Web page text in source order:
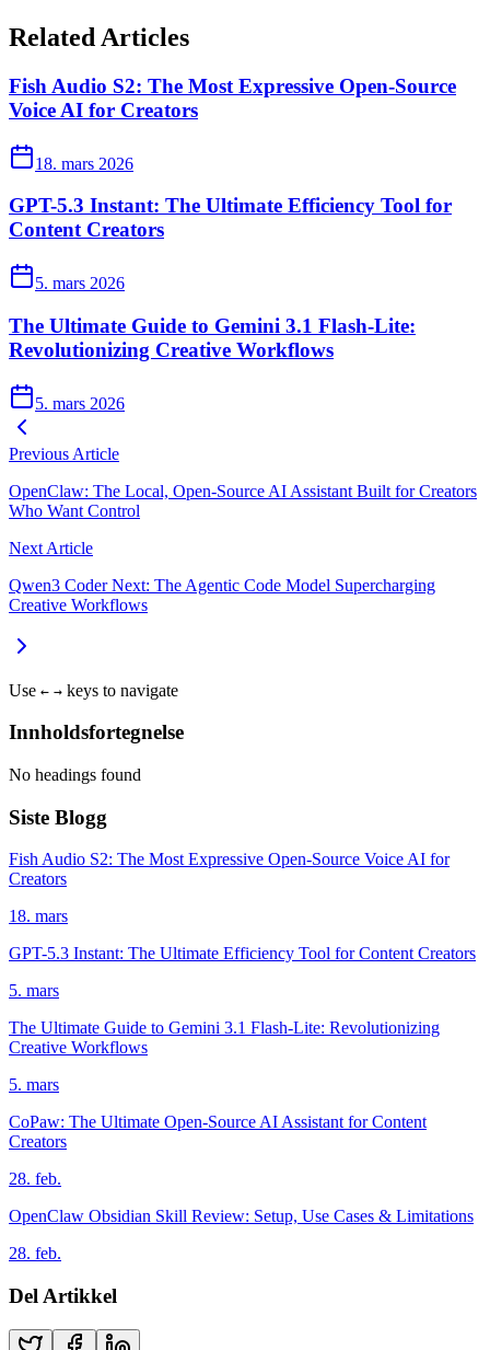
Related Articles
Fish Audio S2: The Most Expressive Open-Source
Voice AI for Creators
18. mars 2026
GPT-5.3 Instant: The Ultimate Efficiency Tool for
Content Creators
5. mars 2026
The Ultimate Guide to Gemini 3.1 Flash-Lite:
Revolutionizing Creative Workflows
5. mars 2026
Previous Article
OpenClaw: The Local, Open‑Source AI Assistant Built for Creators
Who Want Control
Next Article
Qwen3 Coder Next: The Agentic Code Model Supercharging
Creative Workflows
Use ← → keys to navigate
Innholdsfortegnelse
No headings found
Siste Blogg
Fish Audio S2: The Most Expressive Open-Source Voice AI for
Creators
18. mars
GPT-5.3 Instant: The Ultimate Efficiency Tool for Content Creators
5. mars
The Ultimate Guide to Gemini 3.1 Flash-Lite: Revolutionizing
Creative Workflows
5. mars
CoPaw: The Ultimate Open-Source AI Assistant for Content
Creators
28. feb.
OpenClaw Obsidian Skill Review: Setup, Use Cases & Limitations
28. feb.
Del Artikkel